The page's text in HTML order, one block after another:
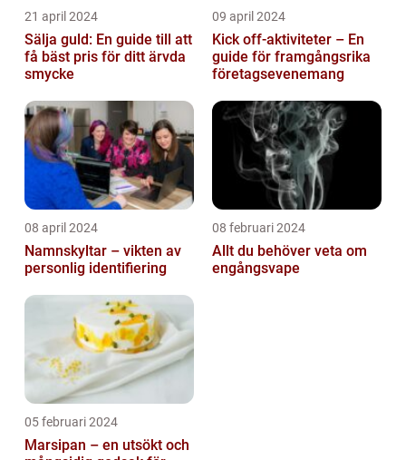
21 april 2024
Sälja guld: En guide till att
få bäst pris för ditt ärvda
smycke
09 april 2024
Kick off-aktiviteter – En
guide för framgångsrika
företagsevenemang
08 april 2024
Namnskyltar – vikten av
personlig identifiering
08 februari 2024
Allt du behöver veta om
engångsvape
05 februari 2024
Marsipan – en utsökt och